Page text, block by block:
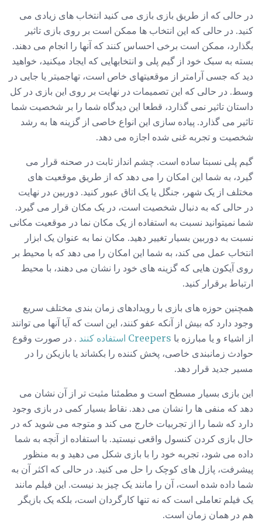
در حالی که از طریق بازی بازی می کنید انتخاب های زیادی می
کنید. در حالی که این انتخاب ها ممکن است بر روی بازی تاثیر
بگذارد، ممکن است برخی احساس کنند که آنها را انجام می دهند.
بسته به سبک خود از گیم پلی و انتخابهایی که ایجاد میکنید، خواهید
دید که جسی آرامتر از موقعیتهای خاص است، تهاجمیتر یا جایی در
وسط. در حالی که این تصمیمات در نهایت بر روی این بازی در کل
داستان تاثیر نمی گذارد، قطعا این دیدگاه شما را بر شخصیت شما
تاثیر می گذارد. پیاده سازی این انواع خاصی از گزینه ها به رشد
شخصیت و تجربه غنی شده اجازه می دهد.
گیم پلی نسبتا ساده است. چشم انداز ثابت در صحنه قرار می
گیرد، به شما این امکان را می دهد که از طریق موقعیت های
مختلف از یک شهر، جنگل یا یک اتاق عبور کنید. دوربین در نهایت
در حالی که به دنبال شخصیت است، در یک مکان قرار می گیرد.
شما نمیتوانید نسبت به استفاده از یک مکان نما در موقعیت مکانی
نسبت به دوربین بسیار تغییر دهید. مکان نما به عنوان یک ابزار
انتخاب عمل می کند، به شما این امکان را می دهد که با محیط بر
روی آیکون هایی که گزینه های خود را نشان می دهند، با محیط
ارتباط برقرار کنید.
همچنین حوزه های بازی با رویدادهای زمان بندی مختلف سریع
وجود دارد که بیش از آنکه عفو کنند، این است که آیا آنها می توانند
از اشیاء و یا مبارزه با Creepers استفاده کنند
. در صورت وقوع
حوادث زمانبندی خاصی، پخش کننده را بکشاند یا بازیکن را در
مسیر جدید قرار دهد.
این بازی بسیار مسطح است و مطمئنا مثبت تر از آن نشان می
دهد که منفی ها را نشان می دهد. نقاط بسیار کمی در بازی وجود
دارد که شما را از تجربیات خارج می کند و متوجه می شوید که در
حال بازی کردن کنسول واقعی نیستید. با استفاده از آنچه به شما
داده می شود، تجربه خود را با بازی شکل می دهید و به منظور
پیشرفت، پازل های کوچک را حل می کنید. در حالی که اکثر آن به
شما داده شده است، آن را مانند یک چیز بد نیست. این فیلم مانند
یک فیلم تعاملی است که نه تنها کارگردان است، بلکه یک بازیگر
هم در همان زمان است.